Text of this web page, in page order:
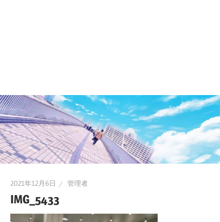
～
2021年12月6日 管理者
IMG_5433